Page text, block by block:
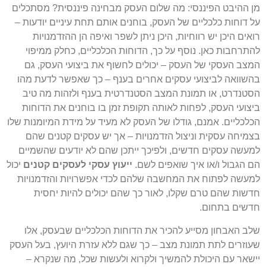
מן ההיבט הפיננסי: מה שלום העסק מבחינה פיננסית? מסתכלים
על דוחות כלכליים של העסק, בוחנים אותם תחת עיניים יודעות –
רואים היכן יש רווחיות, היכן ניתן לשפר ואיפה הן ההזדמנויות
להתרחבות כאן. נוסף על כך, הדוחות הכלכליים, כחלק ממיפוי
המצב העסקי של העסק – יכולים לחשוף את ביצועי העסק, גם
בהשוואה לביצועי עסקים אחרים בענף – כך שאפשר לדעת מהו
הסטנדרט, או תמונת המצב הסטנדרטית בענף ולזהות מה טיב
ביצועי העסק, לפחות לאותה תקופת זמן בו בוחנים את הדוחות
הכלכליים. אמנם, גודלו של העסק לא מעיד על מידת המיומנות שלו
בצמיחה עסקית וניצול הזדמנויות – אך יש עסקים קטנים שהם
למעשה עסקים חדשים, ולפיכך ייתכן שהם לא יודעים שהשמיים
הם הגבול ו/או איך שואפים לשם. ייעוץ עסקי לעסקים קטנים יכול
למעשה לפתוח את המחשבה שלהם לכדי אפשרויות והזדמנויות
חדשות שהם טרם שקלו, לאור כך שהם יכולים להיות יחסית
חדשים בתחום.
שלב האבחון מסייע להכיר את הדוחות הכלכליים שבעסק, אלו
שעוזרים לתת תמונת מצב – כך שגם ללא עזרת היועץ, בעל העסק
יישאר עם היכולת להמשיך ולקרוא ולעשות שכל, מה שנקרא –